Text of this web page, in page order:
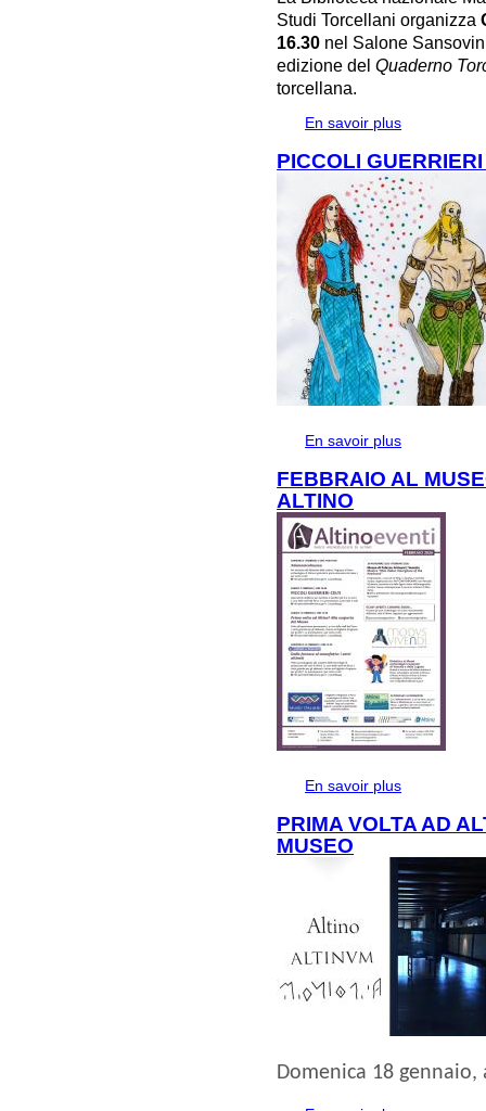
Studi Torcellani organizza
16.30 nel Salone
edizione delQuaderno
torcellana.
En savoir plus
PICCOLI
En savoir plus
FEBBRAIO AL
ALTINO
En savoir plus
PRIMA VOLTA AD
MUSEO
Domenica 18 gennaio,